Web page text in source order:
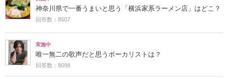
神奈川県で一番うまいと思う「横浜家系ラーメン店」はどこ？
回答数：8507
実施中
唯一無二の歌声だと思うボーカリストは？
回答数：8098